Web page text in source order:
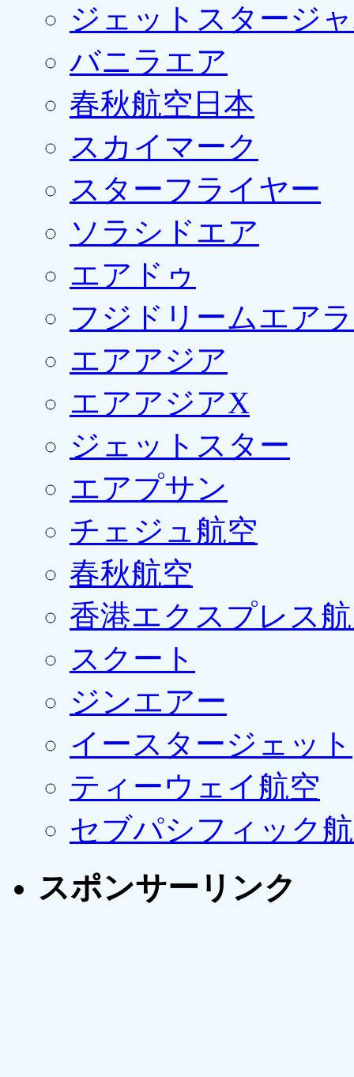
ジェットスタージ
バニラエア
春秋航空日本
スカイマーク
スターフライヤー
ソラシドエア
エアドゥ
フジドリームエア
エアアジア
エアアジアX
ジェットスター
エアプサン
チェジュ航空
春秋航空
香港エクスプレス
スクート
ジンエアー
イースタージェット
ティーウェイ航空
セブパシフィック
スポンサーリンク